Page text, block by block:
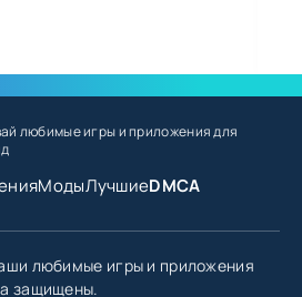
любимые игрыи приложения для
МодыЛучшиеDMCA
любимые игры и приложения
защищены.